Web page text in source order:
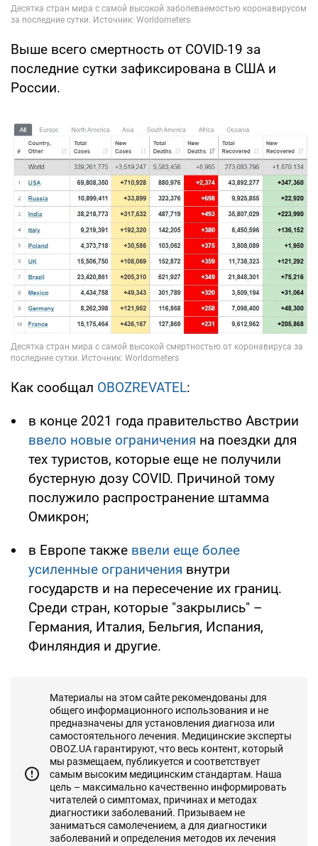
Выше всего смертность от COVID-19 за
последние сутки зафиксирована в США и
России.
Как сообщал OBOZREVATEL:
в конце 2021 года правительство Австрии
ввело новые ограничения на поездки для
тех туристов, которые еще не получили
бустерную дозу COVID. Причиной тому
послужило распространение штамма
Омикрон;
в Европе также ввели еще более
усиленные ограничения внутри
государств и на пересечение их границ.
Среди стран, которые "закрылись" –
Германия, Италия, Бельгия, Испания,
Финляндия и другие.
Материалы на этом сайте рекомендованы для
общего информационного использования и не
предназначены для установления диагноза или
самостоятельного лечения. Медицинские эксперты
OBOZ.UA гарантируют, что весь контент, который
мы размещаем, публикуется и соответствует
самым высоким медицинским стандартам. Наша
цель – максимально качественно информировать
читателей о симптомах, причинах и методах
диагностики заболеваний. Призываем не
заниматься самолечением, а для диагностики
заболеваний и определения методов их лечения